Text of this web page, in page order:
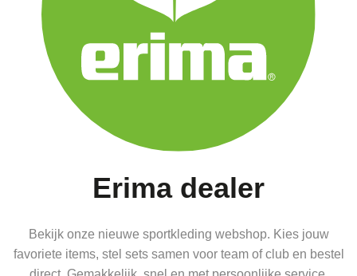
Erima dealer
Bekijk onze nieuwe sportkleding webshop. Kies jouw
favoriete items, stel sets samen voor team of club en bestel